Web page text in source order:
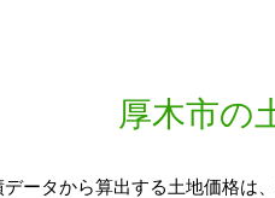
厚木市の
ータから算出する土地価格は